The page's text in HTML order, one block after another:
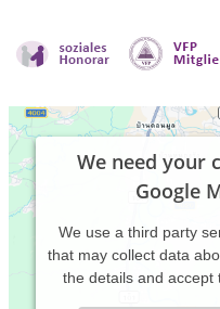
We need your
Google
We use a third party
that may collect data
the details and accept